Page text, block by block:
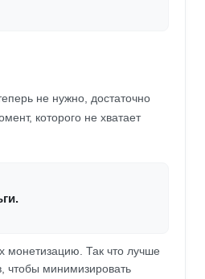
не нужно, достаточно
которого не хватает
монетизацию. Так что лучше
чтобы минимизировать